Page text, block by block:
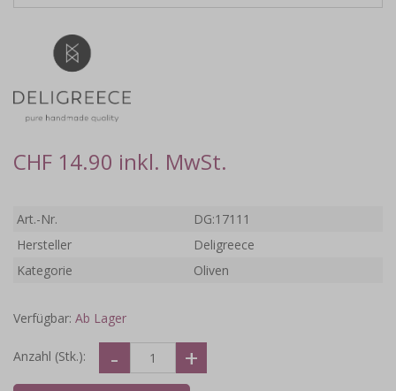
CHF 14.90 inkl. MwSt.
Art.-Nr.
DG:17111
Hersteller
Deligreece
Kategorie
Oliven
Verfügbar: Ab Lager
Anzahl (Stk.):